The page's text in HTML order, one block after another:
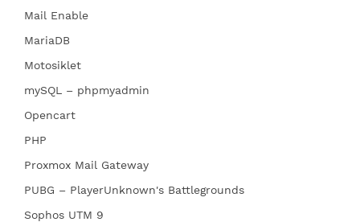
Mail Enable
MariaDB
Motosiklet
mySQL – phpmyadmin
Opencart
PHP
Proxmox Mail Gateway
PUBG – PlayerUnknown's Battlegrounds
Sophos UTM 9